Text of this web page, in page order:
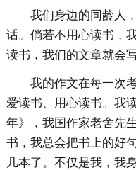
我们身边的同龄人
话。倘若不用心读书，
读书，我们的文章就会写
我的作文在每一次
爱读书、用心读书。我
年》，我国作家老舍先
书，我总会把书上的好
几本了。不仅是我，我